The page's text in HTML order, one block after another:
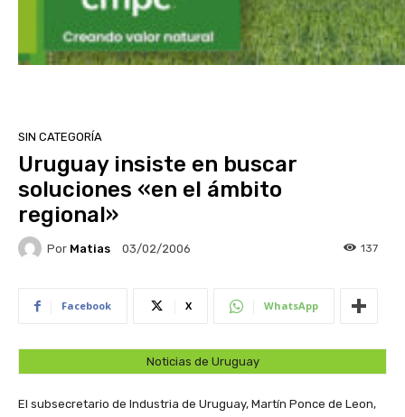
SIN CATEGORÍA
Uruguay insiste en buscar
soluciones «en el ámbito
regional»
Por Matias 03/02/2006 137
Facebook X WhatsApp
Noticias de Uruguay
El subsecretario de Industria de Uruguay, Martín Ponce de Leon,